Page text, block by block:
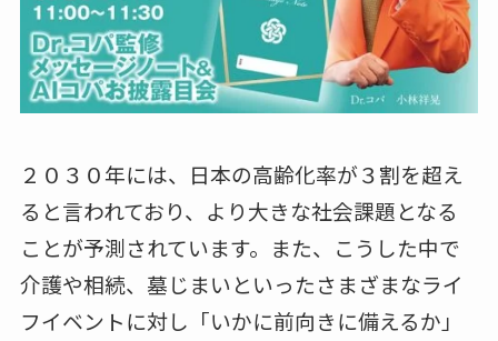
２０３０年には、日本の高齢化率が３割を超え
ると言われており、より大きな社会課題となる
ことが予測されています。また、こうした中で
介護や相続、墓じまいといったさまざまなライ
フイベントに対し「いかに前向きに備えるか」